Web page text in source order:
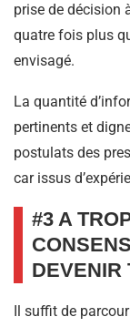
prise de décision
quatre fois plus
envisagé.
La quantité
pertinents et
postulats des
car issus
#3 A
DEVENIR
Il suffit de